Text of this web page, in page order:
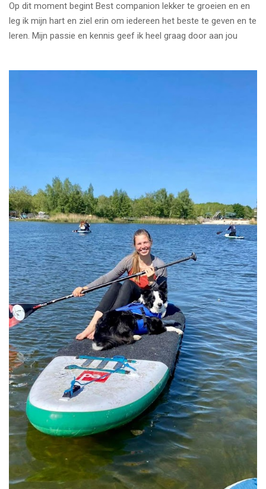
Op dit moment begint Best companion lekker te groeien en en
leg ik mijn hart en ziel erin om iedereen het beste te geven en te
leren. Mijn passie en kennis geef ik heel graag door aan jou